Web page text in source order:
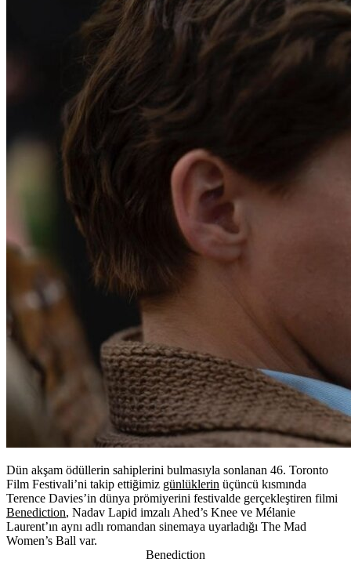
Dün akşam ödüllerin sahiplerini bulmasıyla sonlanan 46. Toronto
Film Festivali’ni takip ettiğimiz günlüklerin üçüncü kısmında
Terence Davies’in dünya prömiyerini festivalde gerçekleştiren filmi
Benediction, Nadav Lapid imzalı Ahed’s Knee ve Mélanie
Laurent’ın aynı adlı romandan sinemaya uyarladığı The Mad
Women’s Ball var.
Benediction